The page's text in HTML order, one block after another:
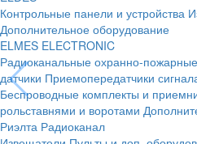
Контрольные панели и устройства
Дополнительное оборудование
ELMES ELECTRONIC
Радиоканальные охранно-
датчики Приемопередатчики
Беспроводные комплекты и
рольставнями и воротами
Риэлта Радиоканал